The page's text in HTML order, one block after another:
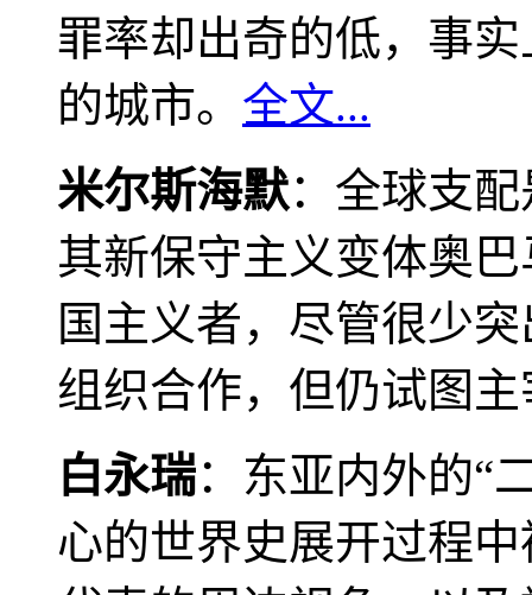
罪率却出奇的低，事
的城市。 全文...
米尔斯海默：全球支
其新保守主义变体奥
国主义者，尽管很少
组织合作，但仍试图
白永瑞：东亚内外的“
心的世界史展开过程